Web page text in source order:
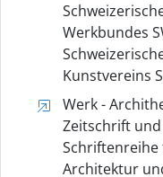
Werkbundes
Kunstvereins
Werk -
Zeitschrift und
Schriftenreihe
Architektur